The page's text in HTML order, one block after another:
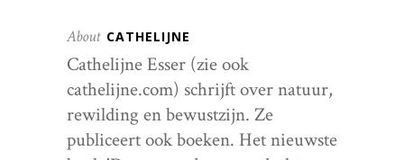
About CATHELIJNE
Cathelijne Esser (zie ook
cathelijne.com) schrijft over natuur,
rewilding en bewustzijn. Ze
publiceert ook boeken. Het nieuwste